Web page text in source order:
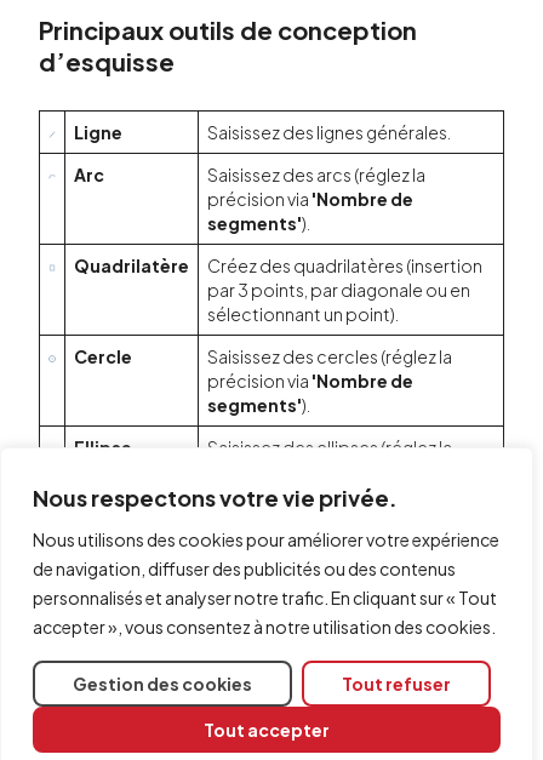
Nous respectons votre vie privée.
Nous utilisons des cookies pour améliorer votre expérience
de navigation, diffuser des publicités ou des contenus
personnalisés et analyser notre trafic. En cliquant sur « Tout
accepter », vous consentez à notre utilisation des cookies.
Gestion des cookies Tout refuser
Tout accepter
Principaux outils de conception
d’esquisse
Ligne
Saisissez des lignes générales.
Arc
Saisissez des arcs (réglez la
précision via 'Nombre de
segments').
Quadrilatère
Créez des quadrilatères (insertion
par 3 points, par diagonale ou en
sélectionnant un point).
Cercle
Saisissez des cercles (réglez la
précision via 'Nombre de
segments').
Ellipse
Saisissez des ellipses (réglez la
segments').
Polygone
inscrit
Saisissez des polygones inscrits
(réglez la précision via'Nombre de
segments'
).
Édition
Tous les éléments créés avec ces fonctions peuvent
ensuite être modifiés grâce à l’édition des éléments
d’esquisse